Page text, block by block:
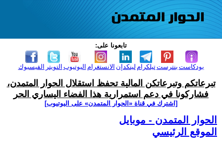
تابعونا على:
الفيسبوك التويتر اليوتيوب الانستغرام لينكدإن تيلكرامبنترست بودكاست
تبرعاتكم وتبرعاتكن المالية تحفظ استقلال الحوار المتمدن،
فشاركونا في دعم استمرارية هذا الفضاء اليساري الحر
[اشترك في قناة ‫«الحوار المتمدن» على اليوتيوب]
الحوار المتمدن - موبايل
الموقع الرئيسي